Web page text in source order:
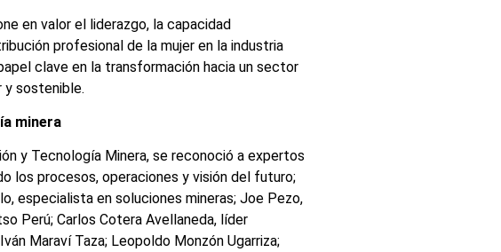
en valor el liderazgo, la capacidad
profesional de la mujer en la industria
clave en la transformación hacia un sector
y sostenible.
minera
y Tecnología Minera, se reconoció a expertos
los procesos, operaciones y visión del futuro;
especialista en soluciones mineras; Joe Pezo,
Perú; Carlos Cotera Avellaneda, líder
Maraví Taza; Leopoldo Monzón Ugarriza;